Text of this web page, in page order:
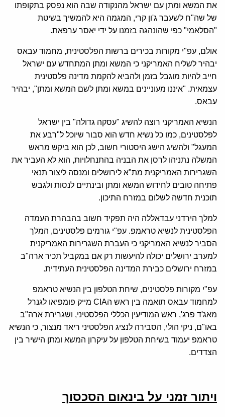
את המשא ומתן עם ישראל מהנקודה שבה הוא נפסק בתקופתו
של שה"ח לשעבר ג'ון קרי, המגמה היא להמשיך בשיטת
"הסלאמי" כפי שהונהגה בזמנו על ידי יאסר ערפאת.
אולם, עפ"י מקורות בכירים ברשות הפלסטינית, מחמוד עבאס
יבהיר לשליח האמריקני כי המשא ומתן המתחדש עם ישראל
חייב להיות מוגבל בזמן ולהביא להקמת מדינה פלסטינית
עצמאית. "איננו מעוניינים במשא ומתן לשם המשא ומתן", יבהיר
עבאס.
הנשיא האמריקני רוצה להשיג "עסקה גדולה" בין ישראל
לפלסטינים, כמו כל נשיא חדש הוא סבור שיוכל ל"רבע את
המעגל" ולהשיג הישג היסטורי חשוב, לכן הוא ביקש מראש
המשלה נתניהו לרסן את הבניה בהתנחלויות, הוא לא העביר את
השגרירות האמריקנית מת"א לירושלים ומנסה ליצור תנאי
פתיחה טובים לחידוש המשא ומתן ובינתיים לנסות ולגבש
תוכנית חדשה לשלום במזרח התיכון.
למלך הירדני עבדאללה היה תפקיד חשוב בהבהרת העמדה
הפלסטינית לנשיא טראמפ. עפ"י גורמים פלסטינים, המלך
הסביר לנשיא האמריקני כי העברת השגרירות האמריקנית
למערב ירושלים יכולה להיעשות רק אם במקביל תכיר ארה"ב
במזרח ירושלים כבירת המדינה הפלסטינית העתידית.
עפ"י מקורות פלסטינים, שיחת הטלפון בין הנשיא טראמפ
למחמוד עבאס תואמה בין ראש הCIA מייק פומפיאו לגנרל
מאג'ד פרג', ראש המודיעין הכללי הפלסטיני, ושגרירת ארה"ב
באו"ם, ניקי הולי, הסבירה לנציג הפלסטיני ריאד מנצור, כי הנשיא
טראמפ יעמוד בשיחת הטלפון על עיקרון המשא ומתן הישיר בין
הצדדים.
ויתור זמני על בינאום הסכסוך